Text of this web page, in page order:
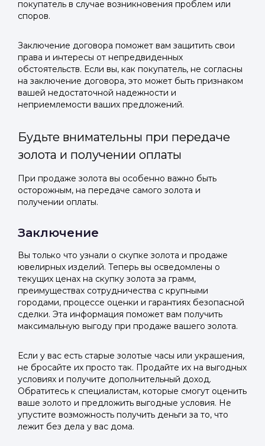
покупатель в случае возникновения проблем или
споров.
Заключение договора поможет вам защитить свои
права и интересы от непредвиденных
обстоятельств. Если вы, как покупатель, не согласны
на заключение договора, это может быть признаком
вашей недостаточной надежности и
неприемлемости ваших предложений.
Будьте внимательны при передаче
золота и получении оплаты
При продаже золота вы особенно важно быть
осторожным, на передаче самого золота и
получении оплаты.
Заключение
Вы только что узнали о скупке золота и продаже
ювелирных изделий. Теперь вы осведомлены о
текущих ценах на скупку золота за грамм,
преимуществах сотрудничества с крупными
городами, процессе оценки и гарантиях безопасной
сделки. Эта информация поможет вам получить
максимальную выгоду при продаже вашего золота.
Если у вас есть старые золотые часы или украшения,
не бросайте их просто так. Продайте их на выгодных
условиях и получите дополнительный доход.
Обратитесь к специалистам, которые смогут оценить
ваше золото и предложить выгодные условия. Не
упустите возможность получить деньги за то, что
лежит без дела у вас дома.